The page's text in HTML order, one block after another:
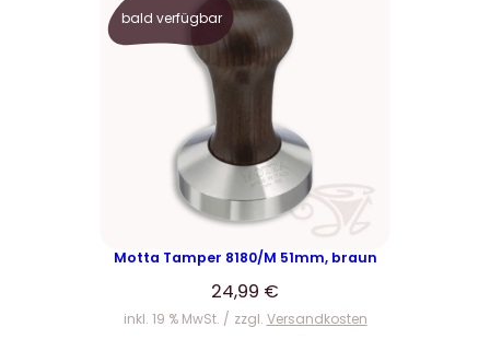
bald verfügbar
Motta Tamper 8180/M 51mm, braun
24,99 €
inkl. 19 % MwSt. zzgl. Versandkosten